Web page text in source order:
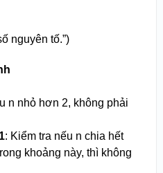
nguyên tố.”)
n nhỏ hơn 2, không phải
: Kiểm tra nếu n chia hết
khoảng này, thì không